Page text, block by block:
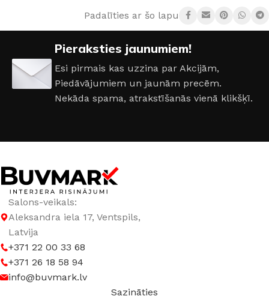
DC:12-24 V
STRĀVAS STIPRUMS 6 A
RGB GAISMA Jā
Padalīties ar šo lapu:
Pieraksties jaunumiem!
Esi pirmais kas uzzina par Akcijām,
Piedāvājumiem un jaunām precēm.
Nekāda spama, atrakstīšanās vienā klikšķī.
Salons-veikals:
Aleksandra iela 17, Ventspils,
Latvija
+371 22 00 33 68
+371 26 18 58 94
info@buvmark.lv
Sazināties